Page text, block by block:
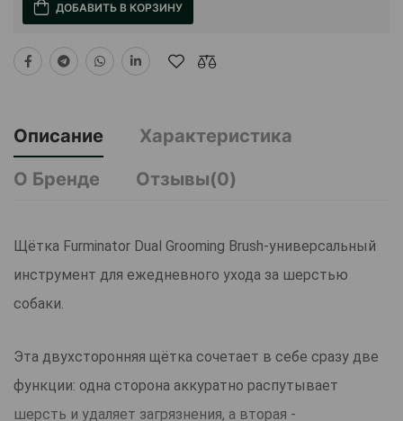
ДОБАВИТЬ В КОРЗИНУ
Описание
Характеристика
О Бренде
Отзывы(0)
Щётка Furminator Dual Grooming Brush-универсальный
инструмент для ежедневного ухода за шерстью
собаки.
Эта двухсторонняя щётка сочетает в себе сразу две
функции: одна сторона аккуратно распутывает
шерсть и удаляет загрязнения, а вторая -